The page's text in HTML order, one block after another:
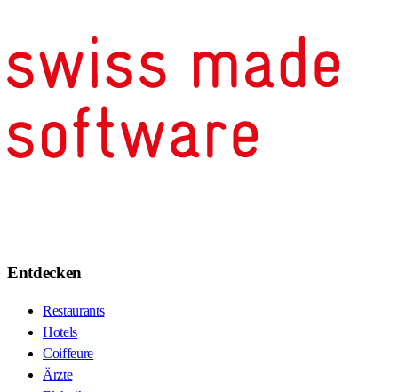
Entdecken
Restaurants
Hotels
Coiffeure
Ärzte